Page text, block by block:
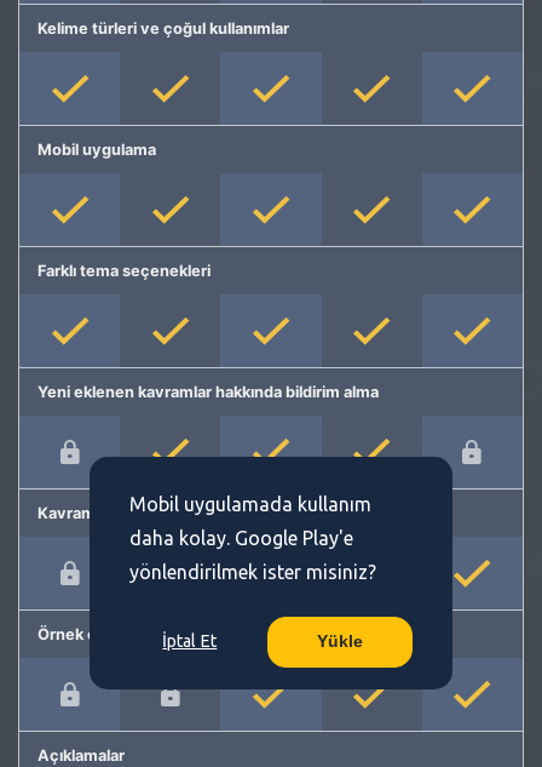
Kelime türleri ve çoğul kullanımlar
Mobil uygulama
Farklı tema seçenekleri
Yeni eklenen kavramlar hakkında bildirim alma
Kavram önerme
Örnek cümleler
Açıklamalar
Mobil uygulamada kullanım
daha kolay. Google Play'e
yönlendirilmek ister misiniz?
İptal Et Yükle